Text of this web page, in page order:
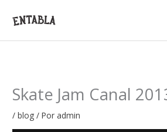
Skate Jam Canal
/blog / Por admin